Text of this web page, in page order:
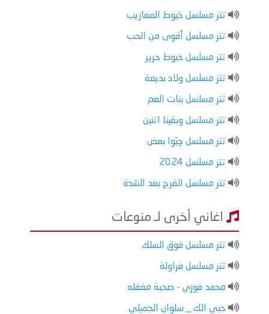
تتر مسلسل خيوط المعازيب
تتر مسلسل أقوى من الحب
تتر مسلسل خيوط حرير
تتر مسلسل ولاد بديعة
تتر مسلسل بنات العم
تتر مسلسل وبقينا اتنين
تتر مسلسل حِبّوا بعض
تتر مسلسل 2024
تتر مسلسل الفرج بعد الشدة
اغاني أخرى لـ منوعات
تتر مسلسل فوق السلك
تتر مسلسل فراولة
محمد فوزي - صحبة مغفله
حبي الك _ سلوان الجميلي